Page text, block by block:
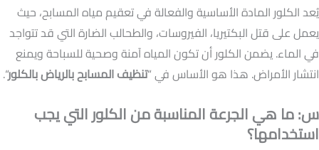
يُعد الكلور المادة الأساسية والفعالة في تعقيم مياه المسابح، حيث
يعمل على قتل البكتيريا، الفيروسات، والطحالب الضارة التي قد تتواجد
في الماء. يضمن الكلور أن تكون المياه آمنة وصحية للسباحة ويمنع
انتشار الأمراض. هذا هو الأساس في “تنظيف المسابح بالرياض بالكلور“.
س: ما هي الجرعة المناسبة من الكلور التي يجب
استخدامها؟